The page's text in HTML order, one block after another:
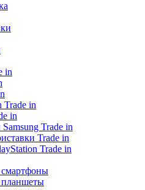
in
Trade in
in
Trade in
Trade in
Trade in